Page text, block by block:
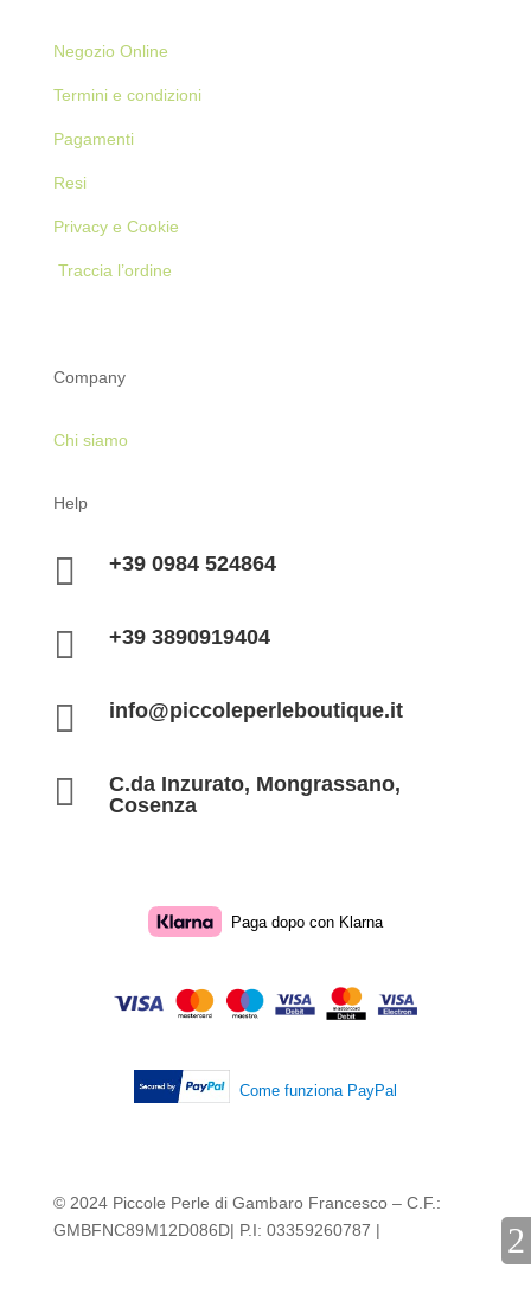
Negozio Online
Termini e condizioni
Pagamenti
Resi
Privacy e Cookie
Traccia l’ordine
Company
Chi siamo
Help
 +39 0984 524864
 +39 3890919404
 info@piccoleperleboutique.it

C.da Inzurato, Mongrassano,
Cosenza
Paga dopo con Klarna
Come funziona PayPal
© 2024 Piccole Perle di Gambaro Francesco – C.F.:
GMBFNC89M12D086D| P.I: 03359260787 |